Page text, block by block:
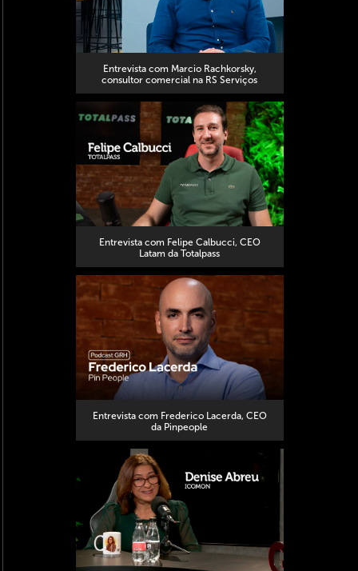
Entrevista com Marcio Rachkorsky,
consultor comercial na RS Serviços
Entrevista com Felipe Calbucci, CEO
Latam da Totalpass
Entrevista com Frederico Lacerda, CEO
da Pinpeople